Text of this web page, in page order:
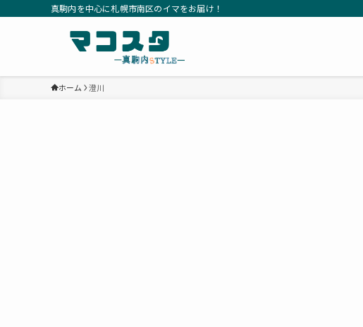
真駒内を中心に札幌市南区のイマをお届け！
ホーム 澄川